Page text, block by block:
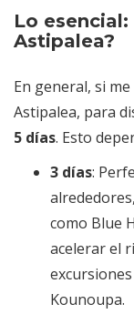
Lo
Astipalea?
En general, si
Astipalea, para
5 días. Esto
3 días:
como Blue
acelerar el
Kounoupa.